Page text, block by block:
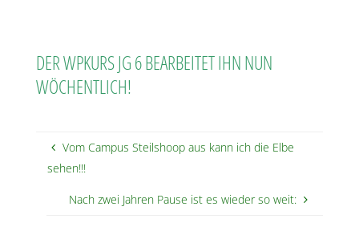
DER WPKURS JG 6 BEARBEITET IHN NUN
WÖCHENTLICH!
Vom Campus Steilshoop aus kann ich die Elbe
sehen!!!
Nach zwei Jahren Pause ist es wieder so weit: